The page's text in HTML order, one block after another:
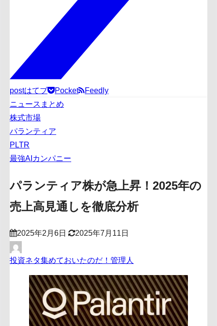
postはてブ Pocket
Feedly
ニュースまとめ
株式市場
パランティア
PLTR
最強AIカンパニー
パランティア株が急上昇！2025年の
売上高見通しを徹底分析
2025年2月6日 2025年7月11日
投資ネタ集めておいたのだ！管理人